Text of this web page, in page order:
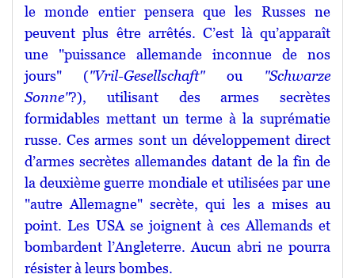
le monde entier pensera que les Russes ne
peuvent plus être arrêtés. C’est là qu’apparaît
une "puissance allemande inconnue de nos
jours" ("Vril-Gesellschaft"ou "Schwarze
Sonne"?), utilisant des armes secrètes
formidables mettant un terme à la suprématie
russe. Ces armes sont un développement direct
d’armes secrètes allemandes datant de la fin de
la deuxième guerre mondiale et utilisées par une
"autre Allemagne" secrète, qui les a mises au
point. Les USA se joignent à ces Allemands et
bombardent l’Angleterre. Aucun abri ne pourra
résister à leurs bombes.